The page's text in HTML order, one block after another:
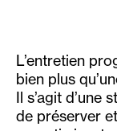
L’entretien
bien plus
Il s’agit d’une
de préserver